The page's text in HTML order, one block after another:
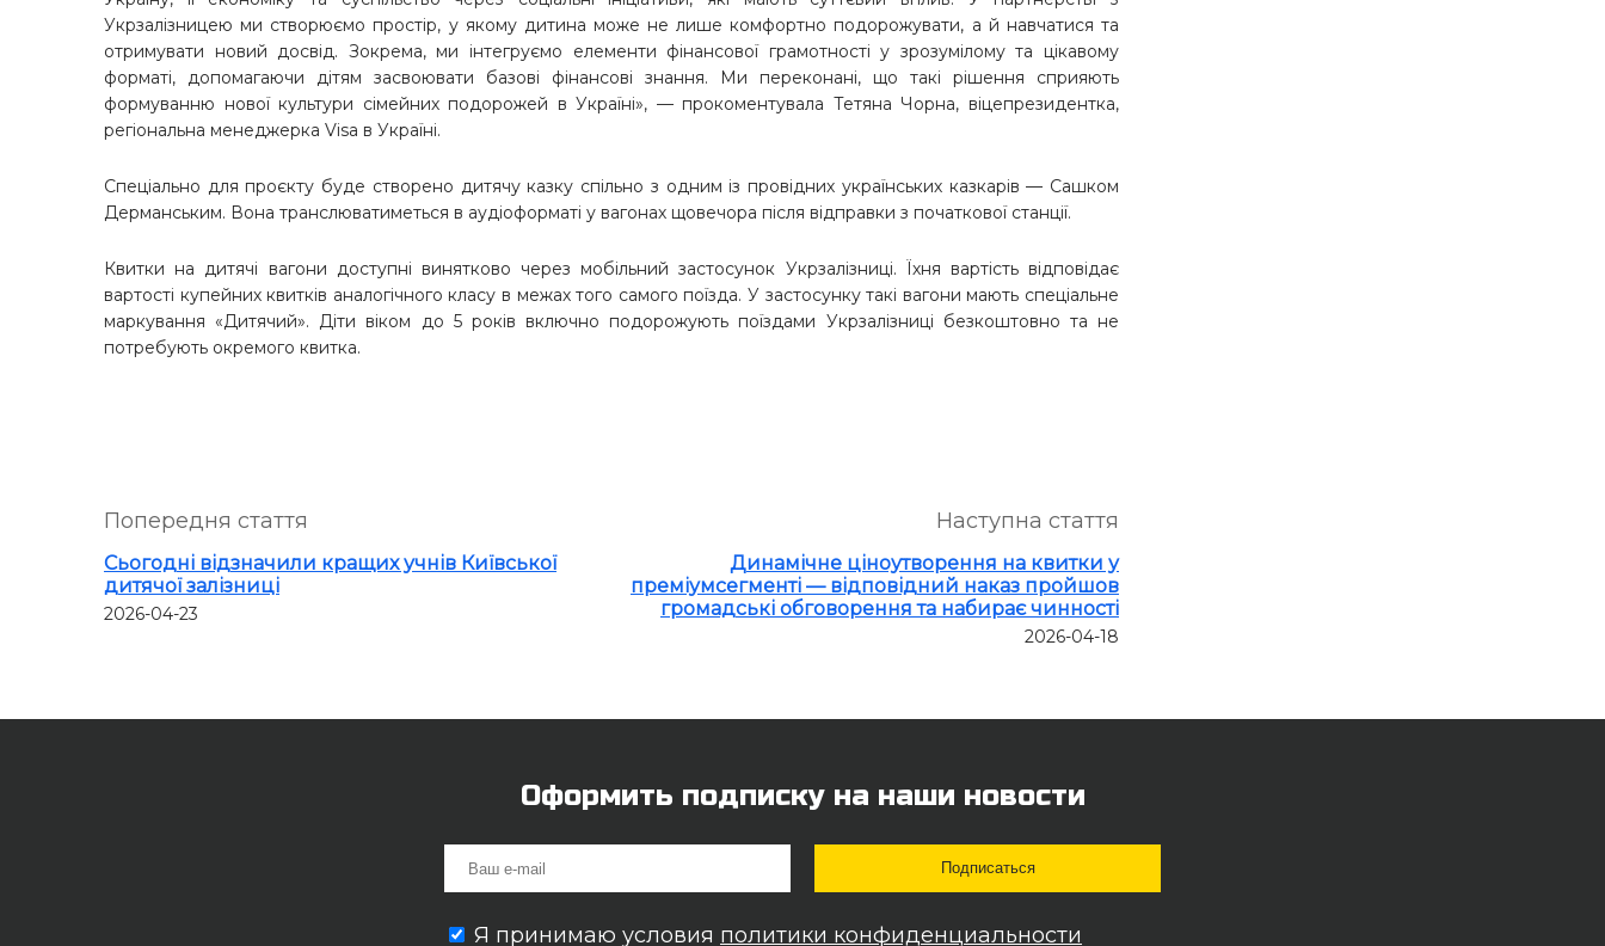
Укрзалізницею ми створюємо простір, у якому дитина може не лише комфортно подорожувати, а й навчатися та
отримувати новий досвід. Зокрема, ми інтегруємо елементи фінансової грамотності у зрозумілому та цікавому
форматі, допомагаючи дітям засвоювати базові фінансові знання. Ми переконані, що такі рішення сприяють
формуванню нової культури сімейних подорожей в Україні», — прокоментувала Тетяна Чорна, віцепрезидентка,
регіональна менеджерка Visa в Україні.
Спеціально для проєкту буде створено дитячу казку спільно з одним із провідних українських казкарів — Сашком
Дерманським. Вона транслюватиметься в аудіоформаті у вагонах щовечора після відправки з початкової станції.
Квитки на дитячі вагони доступні винятково через мобільний застосунок Укрзалізниці. Їхня вартість відповідає
вартості купейних квитків аналогічного класу в межах того самого поїзда. У застосунку такі вагони мають спеціальне
маркування «Дитячий». Діти віком до 5 років включно подорожують поїздами Укрзалізниці безкоштовно та не
потребують окремого квитка.
Попередня стаття
Сьогодні відзначили кращих учнів Київської
дитячої залізниці
2026-04-23
Наступна стаття
Динамічне ціноутворення на квитки у
преміумсегменті — відповідний наказ пройшов
громадські обговорення та набирає чинності
2026-04-18
Оформить подписку на наши новости
Я принимаю условия политики конфиденциальности